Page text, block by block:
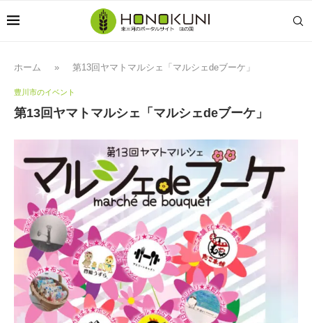
ホーム » 第13回ヤマトマルシェ「マルシェdeブーケ」
豊川市のイベント
第13回ヤマトマルシェ「マルシェdeブーケ」